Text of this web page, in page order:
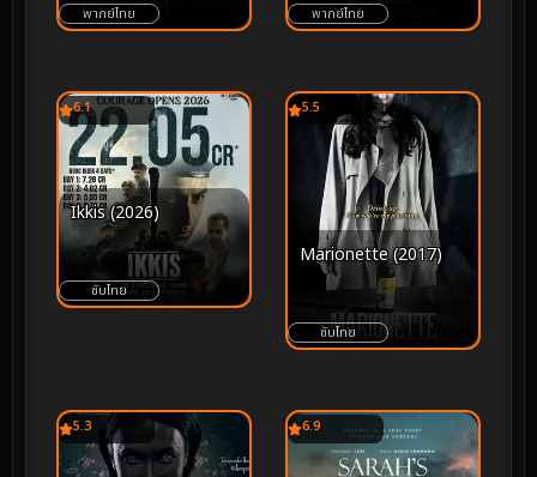
พากย์ไทย พากย์ไทย
6.1
Ikkis (2026)
ซับไทย
5.5
Marionette (2017)
ซับไทย
5.3 6.9